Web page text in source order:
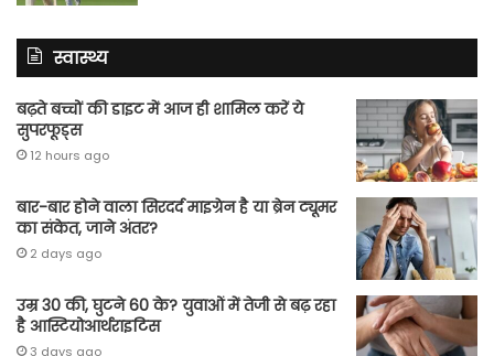
स्वास्थ्य
बढ़ते बच्चों की डाइट में आज ही शामिल करें ये
सुपरफूड्स
12 hours ago
बार-बार होने वाला सिरदर्द माइग्रेन है या ब्रेन ट्यूमर
का संकेत, जाने अंतर?
2 days ago
उम्र 30 की, घुटने 60 के? युवाओं में तेजी से बढ़ रहा
है आस्टियोआर्थराइटिस
3 days ago